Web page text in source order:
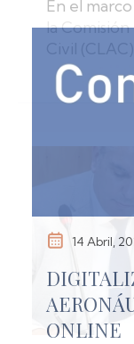
14 Abril,
ONLINE